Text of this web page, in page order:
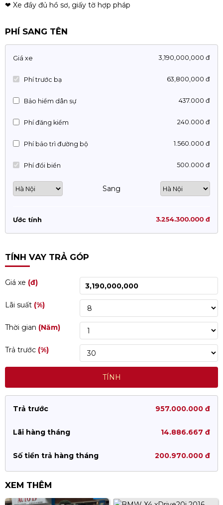
❤ Xe đầy đủ hồ sơ, giấy tờ hợp pháp
PHÍ SANG TÊN
Giá xe 3,190,000,000 đ
Phí trước bạ 63,800,000 đ
Bảo hiểm dân sự 437.000 đ
Phí đăng kiểm 240.000 đ
Phí bảo trì đường bộ 1.560.000 đ
Phí đổi biển 500.000 đ
Sang
Ước tính 3.254.300.000 đ
TÍNH VAY TRẢ GÓP
Giá xe (đ)
Lãi suất (%)
Thời gian (Năm)
Trả trước (%)
TÍNH
Trả trước 957.000.000 đ
Lãi hàng tháng 14.886.667 đ
Số tiền trả hàng tháng 200.970.000 đ
XEM THÊM